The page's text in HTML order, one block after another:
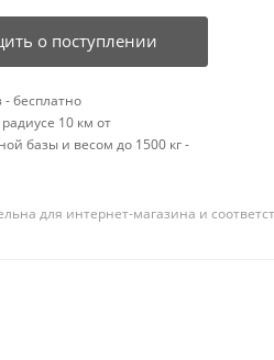
о поступлении
бесплатно
10 км от
базы и весом до 1500 кг -
для интернет-магазина и